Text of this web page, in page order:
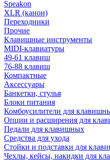
Speakon
XLR (канон)
Переходники
Прочие
Клавишные инструменты
MIDI-клавиатуры
49-61 клавиш
76-88 клавиш
Компактные
Аксессуары
Банкетки, стулья
Блоки питания
Комбоусилители для
Опции и расширения для
Педали для клавишных
Средства для ухода
Стойки и подставки для
Чехлы, кейсы, накидки для